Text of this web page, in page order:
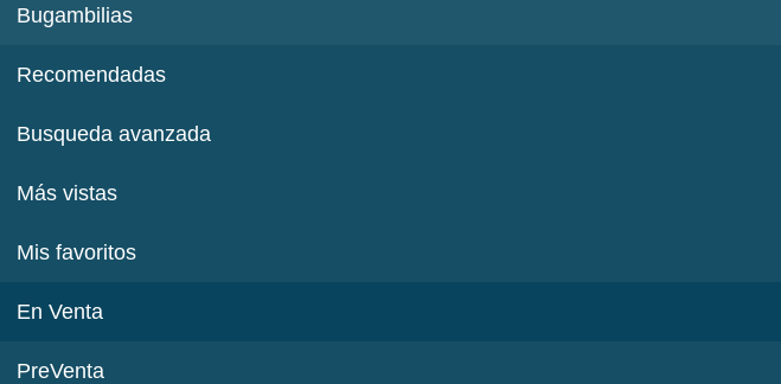
Bugambilias
Recomendadas
Busqueda avanzada
Más vistas
Mis favoritos
En Venta
PreVenta